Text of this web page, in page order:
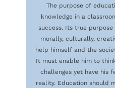
The purpose of
knowledge in a
success. Its true
morally, culturally,
help himself and the
It must enable him to
challenges yet have his
reality. Education should